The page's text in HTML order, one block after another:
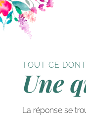
TOUT CE
Une
La réponse se